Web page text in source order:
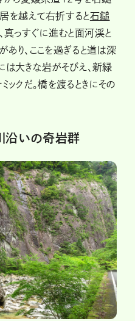
を越えて右折すると石鎚
真っすぐに進むと面河渓と
り、ここを過ぎると道は深
は大きな岩がそびえ、新緑
ックだ。橋を渡るときにその
沿いの奇岩群